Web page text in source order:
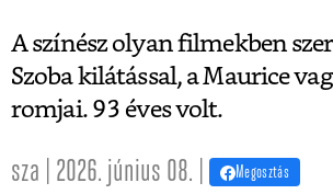
A színész olyan filmekben
Szoba kilátással, a Maurice
romjai. 93 éves volt.
sza | 2026. június 08. | Megosztás